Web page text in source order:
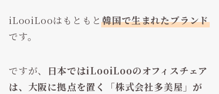
iLooiLooはもともと韓国で生まれたブランド
です。
ですが、
日本ではiLooiLooのオフィスチェア
は、大阪に拠点を置く「株式会社多美屋」が